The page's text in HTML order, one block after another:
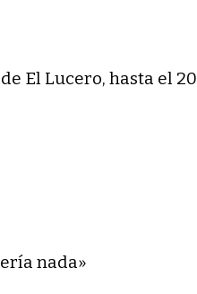
El Lucero, hasta el 20
nada»